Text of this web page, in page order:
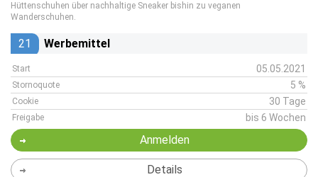
Hüttenschuhen über nachhaltige Sneaker bishin zu veganen
Wanderschuhen.
21 Werbemittel
Start 05.05.2021
Stornoquote 5 %
Cookie 30 Tage
Freigabe bis 6 Wochen
Anmelden
Details